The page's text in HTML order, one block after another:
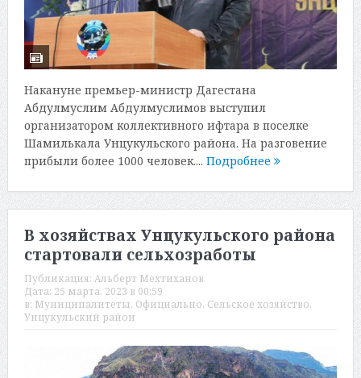
Накануне премьер-министр Дагестана
Абдулмуслим Абдулмуслимов выступил
организатором коллективного ифтара в поселке
Шамилькала Унцукульского района. На разговение
прибыли более 1000 человек.... Подробнее
В хозяйствах Унцукульского района
стартовали сельхозработы
Публикация: Альберт Мехтиханов
Дата: 25 марта, 2023 в 00:59
в: Муниципалитеты, Официально, Сельское хозяйство,
Унцукульский район